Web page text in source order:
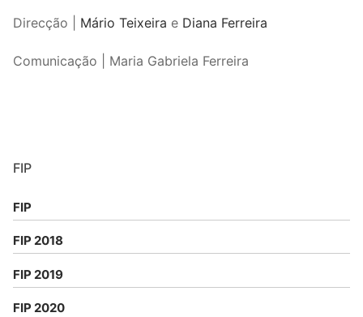
Direcção | Mário Teixeira e Diana Ferreira
Comunicação | Maria Gabriela Ferreira
FIP
FIP
FIP 2018
FIP 2019
FIP 2020